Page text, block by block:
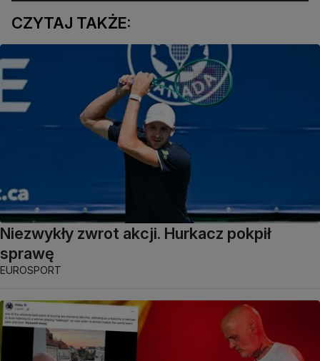
CZYTAJ TAKŻE:
Niezwykły zwrot akcji. Hurkacz pokpił
sprawę
EUROSPORT